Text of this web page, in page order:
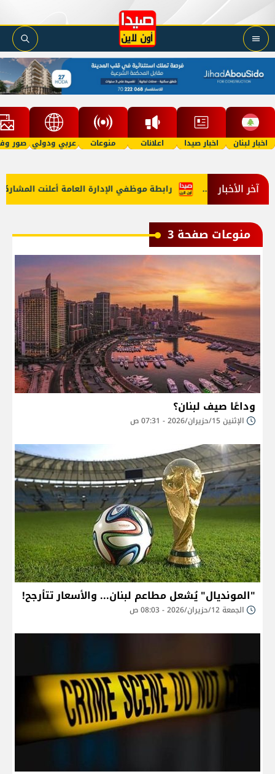
اخبار لبنان اخبار صيدا اعلانات منوعات عربي ودولي صور
آخر الأخباررابطة موظفي الإدارة العامة أعلنت المشاركة في الاضراب
منوعات صفحة 3
وداعًا صيف لبنان؟
الإثنين 15/حزيران/2026 - 07:31 ص
"المونديال" يُشعل مطاعم لبنان... والأسعار تتأرجح!
الجمعة 12/حزيران/2026 - 08:03 ص